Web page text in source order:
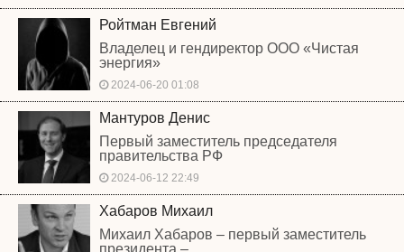
Ройтман Евгений
Владелец и гендиректор ООО «Чистая
энергия»
2024-06-20 01:08
Мантуров Денис
Первый заместитель председателя
правительства РФ
2024-06-12 22:49
Хабаров Михаил
Михаил Хабаров – первый заместитель